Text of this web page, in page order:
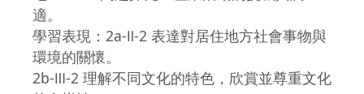
適。
學習表現：2a-Ⅱ-2 表達對居住地方社會事物與
環境的關懷。
2b-Ⅲ-2 理解不同文化的特色，欣賞並尊重文化